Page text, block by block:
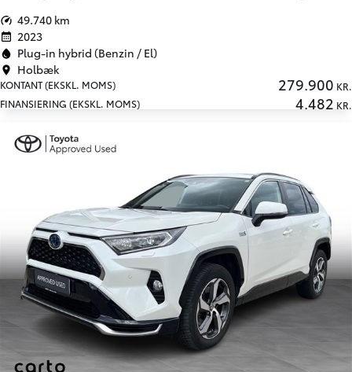
49.740 km
2023
Plug-in hybrid (Benzin / El)
Holbæk
KONTANT (EKSKL. MOMS) 279.900 KR.
FINANSIERING (EKSKL. MOMS)
4.482 KR.